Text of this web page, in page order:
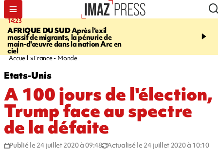
14:23
AFRIQUE DU SUDAprès l'exil
massif de migrants, la pénurie de
main-d'œuvre dans la nation Arc en
ciel
16:32
ans mis en examen et
Accueil France - Monde
Etats-Unis
A 100 jours de l'élection,
Trump face au spectre
de la défaite
Publié le 24 juillet 2020 à 09:48 Actualisé le 24 juillet 2020 à 10:10